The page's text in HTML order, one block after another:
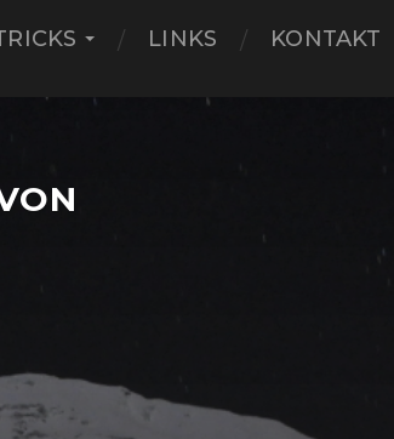
LINKS KONTAKT